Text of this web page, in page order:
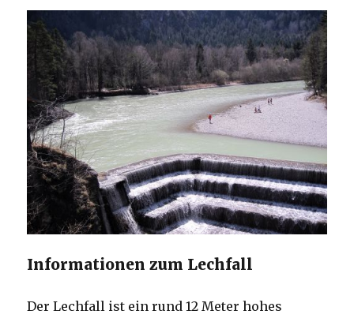
Informationen zum Lechfall
Der Lechfall ist ein rund 12 Meter hohes